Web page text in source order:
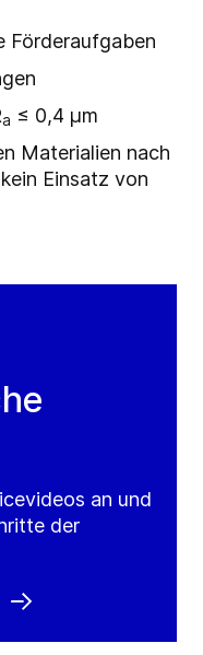
Förderaufgaben
a ≤ 0,4 μm
Materialien nach
Einsatz von
an und
der